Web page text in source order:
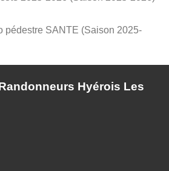
pédestre SANTE (Saison 2025-
Hyérois Les